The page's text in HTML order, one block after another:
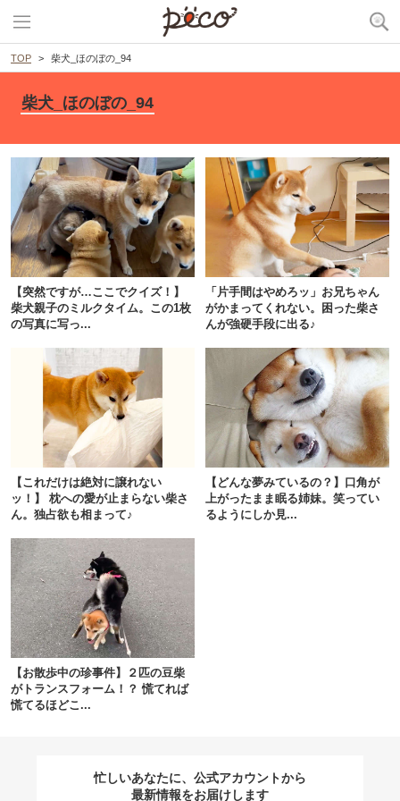
TOP 柴犬_ほのぼの_94
柴犬_ほのぼの_94
【突然ですが…ここでクイズ！】
柴犬親子のミルクタイム。この1枚
の写真に写っ...
「片手間はやめろッ」お兄ちゃん
がかまってくれない。困った柴さ
んが強硬手段に出る♪
【これだけは絶対に譲れない
ッ！】 枕への愛が止まらない柴さ
ん。独占欲も相まって♪
【どんな夢みているの？】口角が
上がったまま眠る姉妹。笑ってい
るようにしか見...
【お散歩中の珍事件】２匹の豆柴
がトランスフォーム！？ 慌てれば
慌てるほどこ...
忙しいあなたに、公式アカウントから
最新情報をお届けします
閉じる
pecodogs
いぬ部をフォロー
アプリで開く
アプリをダウンロードする